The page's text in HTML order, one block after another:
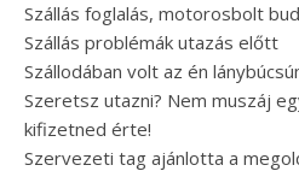
Szállás foglalás, motorosbolt
Szállás problémák utazás előtt
Szállodában volt az én
Szeretsz utazni? Nem muszáj
kifizetned érte!
Szervezeti tag ajánlotta a